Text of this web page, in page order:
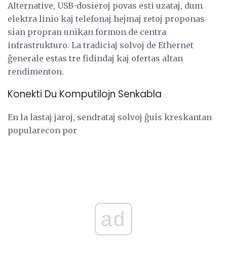
Alternative, USB-dosieroj povas esti uzataj, dum
elektra linio kaj telefonaj hejmaj retoj proponas
sian propran unikan formon de centra
infrastrukturo. La tradiciaj solvoj de Ethernet
ĝenerale estas tre fidindaj kaj ofertas altan
rendimenton.
Konekti Du Komputilojn Senkabla
En la lastaj jaroj, sendrataj solvoj ĝuis kreskantan
popularecon por
ad